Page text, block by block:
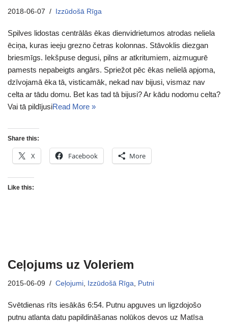
2018-06-07 Izzūdošā Rīga
Spilves lidostas centrālās ēkas dienvidrietumos atrodas neliela
ēciņa, kuras ieeju grezno četras kolonnas. Stāvoklis diezgan
briesmīgs. Iekšpuse degusi, pilns ar atkritumiem, aizmugurē
pamests nepabeigts angārs. Spriežot pēc ēkas nelielā apjoma,
dzīvojamā ēka tā, visticamāk, nekad nav bijusi, vismaz nav
celta ar tādu domu. Bet kas tad tā bijusi? Ar kādu nodomu celta?
Vai tā pildījusiRead More »
Share this:
X Facebook More
Like this:
Ceļojums uz Voleriem
2015-06-09 Ceļojumi Izzūdošā Rīga Putni
Svētdienas rīts iesākās 6:54. Putnu apguves un ligzdojošo
putnu atlanta datu papildināšanas nolūkos devos uz Matīsa